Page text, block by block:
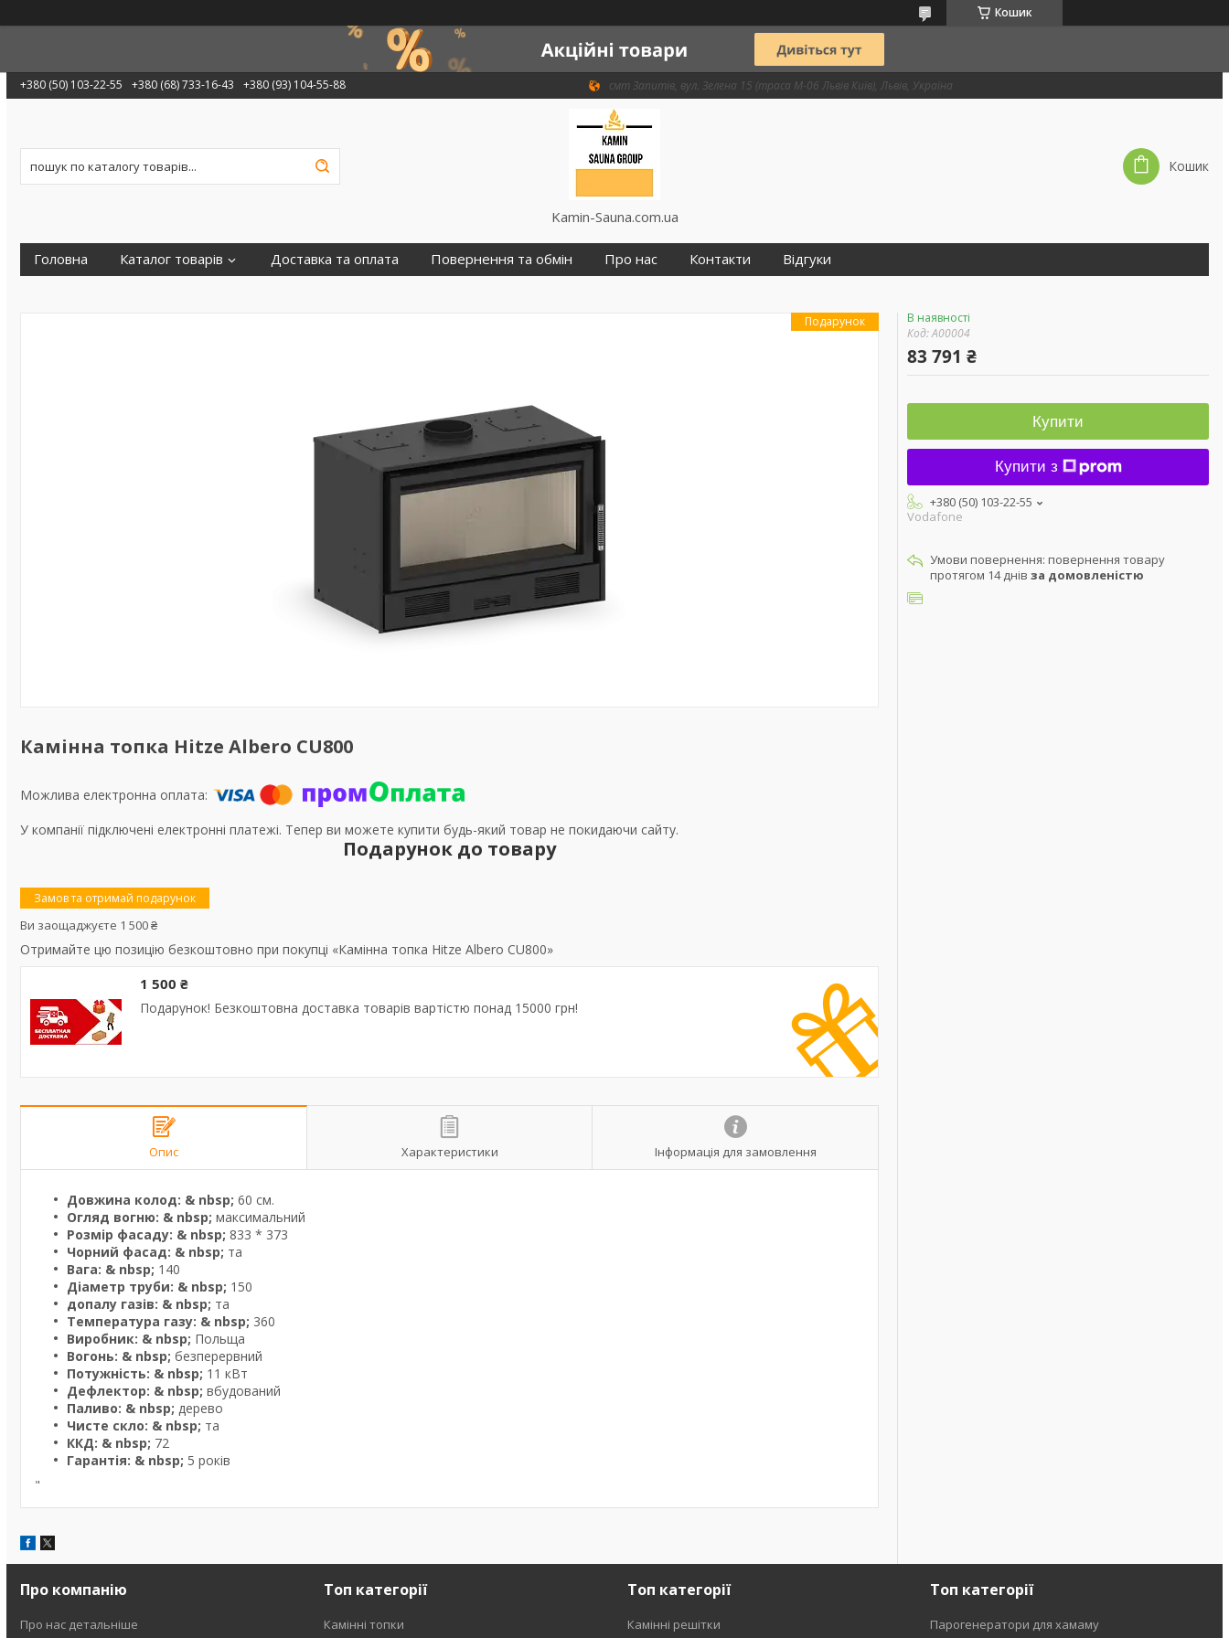
Кошик
+380 (50) 103-22-55 +380 (68) 733-16-43 +380 (93) 104-55-88 смт Запитів, вул. Зелена 15 (траса М-06 Львів Київ), Львів, Україна
Kamin-Sauna.com.ua
Кошик
Головна Каталог товарів Доставка та оплата Повернення та обмін Про нас Контакти Відгуки
Подарунок
Камінна топка Hitze Albero CU800
У компанії підключені електронні платежі. Тепер ви можете купити будь-який товар не покидаючи сайту.
Подарунок до товару
Замов та отримай подарунок
Ви заощаджуєте 1 500 ₴
Отримайте цю позицію безкоштовно при покупці «Камінна топка Hitze Albero CU800»
1 500 ₴
Подарунок! Безкоштовна доставка товарів вартістю понад 15000 грн!
Опис Характеристики Інформація для замовлення
Довжина колод: & nbsp; 60 см.
Огляд вогню: & nbsp; максимальний
Розмір фасаду: & nbsp; 833 * 373
Чорний фасад: & nbsp; та
Вага: & nbsp; 140
Діаметр труби: & nbsp; 150
допалу газів: & nbsp; та
Температура газу: & nbsp; 360
Виробник: & nbsp; Польща
Вогонь: & nbsp; безперервний
Потужність: & nbsp; 11 кВт
Дефлектор: & nbsp; вбудований
Паливо: & nbsp; дерево
Чисте скло: & nbsp; та
ККД: & nbsp; 72
Гарантія: & nbsp; 5 років
"
В наявності
Код:А00004
83 791 ₴
Купити
Купити з
+380 (50) 103-22-55
Vodafone
повернення товару
протягом 14 днів за домовленістю
Про компанію
Про нас детальніше
Топ категорії
Камінні топки
Топ категорії
Камінні решітки
Топ категорії
Парогенератори для хамаму